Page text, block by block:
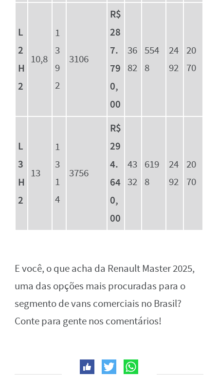
L
2
H
2
10,8
1
3
9
2
3106
R$
28
7.
79
0,
00
36
82
554
8
24
92
20
70
L
3
H
2
13
1
3
1
4
3756
R$
29
4.
64
0,
00
43
32
619
8
24
92
20
70
E você, o que acha da Renault Master 2025,
uma das opções mais procuradas para o
segmento de vans comerciais no Brasil?
Conte para gente nos comentários!